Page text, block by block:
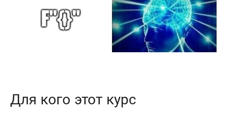
Для кого этот курс